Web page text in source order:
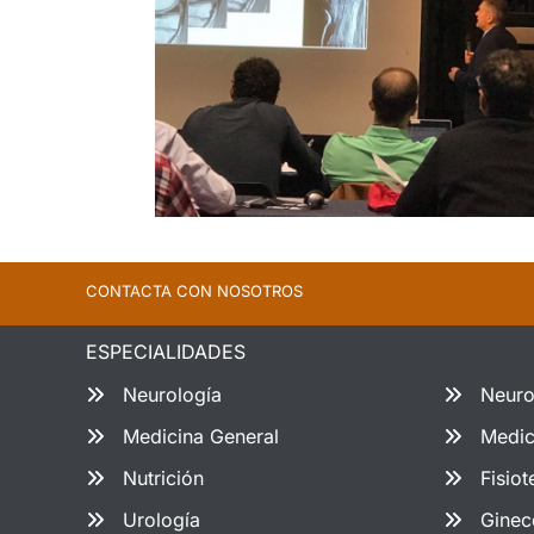
CONTACTA CON NOSOTROS
ESPECIALIDADES
Neurología
Medicina General
Nutrición
Urología